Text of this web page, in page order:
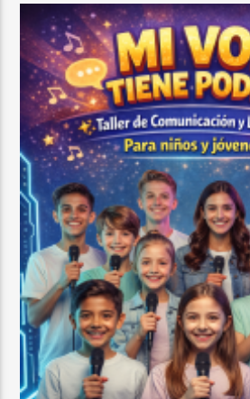
CURRENT SHOW
SALSA MATUTINA
6:00 AM 9:00 AM
Beone Radio